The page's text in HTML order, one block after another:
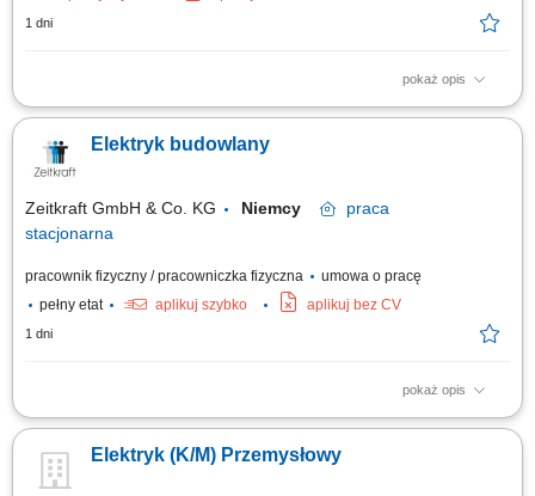
1 dni
pokaż opis
Obowiązki: Montaż instalacji elektrycznych w różnych obiektach;
Elektryk budowlany
Zeitkraft GmbH & Co. KG Niemcy
praca
stacjonarna
pracownik fizyczny / pracowniczka fizyczna
umowa o pracę
pełny etat
aplikuj szybko aplikuj bez CV
1 dni
pokaż opis
Zakres obowiązków: Montaż i modernizacja elektrycznych instalacji
Elektryk (K/M) Przemysłowy